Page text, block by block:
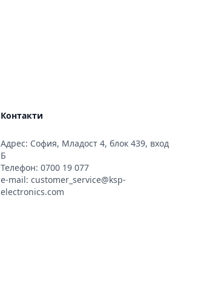
Контакти
Адрес: София, Младост 4, блок 439, вход
Б
Телефон: 0700 19 077
e-mail: customer_service@ksp-
electronics.com